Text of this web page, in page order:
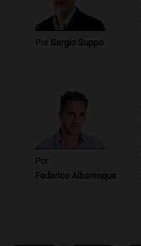
Por Sergio Suppo
Por
Federico Albarenque